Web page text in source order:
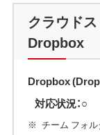
クラウド
Dropbox
Dropbox
対応状況：○
チーム フォ